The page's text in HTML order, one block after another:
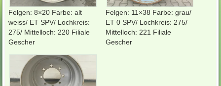
Felgen: 8×20 Farbe: alt
weiss/ ET SPV/ Lochkreis:
275/ Mittelloch: 220 Filiale
Gescher
Felgen: 11×38 Farbe: grau/
ET 0 SPV/ Lochkreis: 275/
Mittelloch: 221 Filiale
Gescher